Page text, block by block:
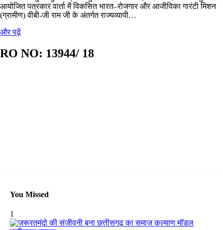
आयोजित पत्रकार वार्ता में विकसित भारत–रोजगार और आजीविका गारंटी मिशन
(ग्रामीण) वीबी-जी राम जी के अंतर्गत राज्यव्यापी…
और पढ़ें
RO NO: 13944/ 18
You Missed
1